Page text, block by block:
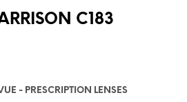
C183
- PRESCRIPTION LENSES